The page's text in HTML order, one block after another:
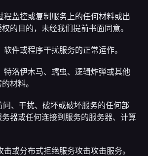
监控或复制服务上的任何材料或出
的目的，未经我们提前书面同意。
件或程序干扰服务的正常运作。
特洛伊木马、蠕虫、逻辑炸弹或其他
材料。
、干扰、破坏或破坏服务的任何部
器或任何连接到服务的服务器、计算
或分布式拒绝服务攻击攻击服务。